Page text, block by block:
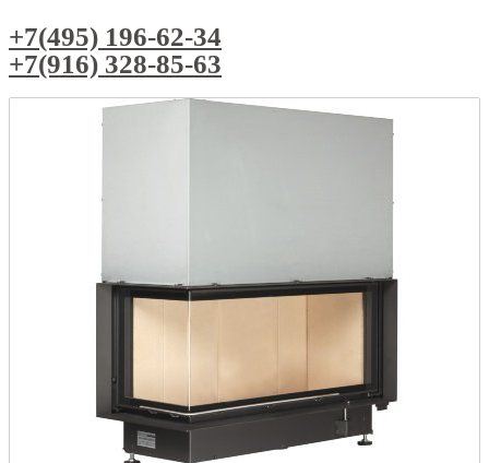
+7(495) 196-62-34
+7(916) 328-85-63